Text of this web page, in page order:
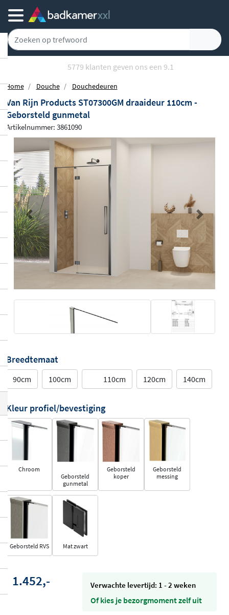
5779 klanten geven ons een 9.1
Home Douche Douchedeuren
Van Rijn Products ST07300GM draaideur 110cm -
Geborsteld gunmetal
Artikelnummer: 3861090
Previous Next
Breedtemaat
90cm 100cm 110cm 120cm 140cm
Kleur profiel/bevestiging
Chroom
Geborsteld
gunmetal
Geborsteld
koper
Geborsteld
messing
Geborsteld RVS Mat zwart
1.452,- Verwachte levertijd: 1 - 2 weken
Of kies je bezorgmoment zelf uit